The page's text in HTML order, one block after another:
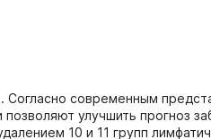
Согласно современным
улучшить прогноз
10 и 11 групп